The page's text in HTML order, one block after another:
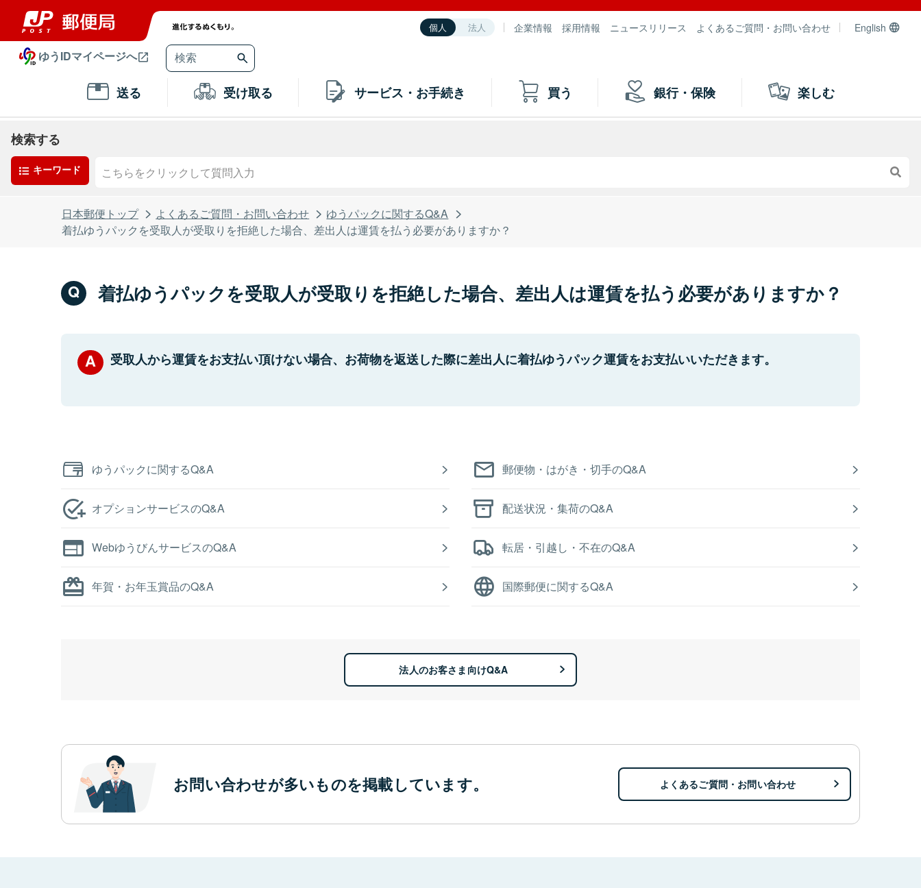
個人 法人 企業情報 採用情報 ニュースリリース よくあるご質問・お問い合わせ English
ゆうIDマイページへ
送る 受け取る サービス・お手続き 買う 銀行・保険 楽しむ
検索する
キーワード
日本郵便トップ よくあるご質問・お問い合わせ
ゆうパックに関するQ&A
着払ゆうパックを受取人が受取りを拒絶した場合、差出人は運賃を払う必要がありますか？
着払ゆうパックを受取人が受取りを拒絶した場合、差出人は運賃を払う必要がありますか？
受取人から運賃をお支払い頂けない場合、お荷物を返送した際に差出人に着払ゆうパック運賃をお支払いいただきます。
ゆうパックに関するQ&A 郵便物・はがき・切手のQ&A
オプションサービスのQ&A 配送状況・集荷のQ&A
WebゆうびんサービスのQ&A 転居・引越し・不在のQ&A
年賀・お年玉賞品のQ&A 国際郵便に関するQ&A
法人のお客さま向けQ&A
お問い合わせが多いものを掲載しています。 よくあるご質問・お問い合わせ